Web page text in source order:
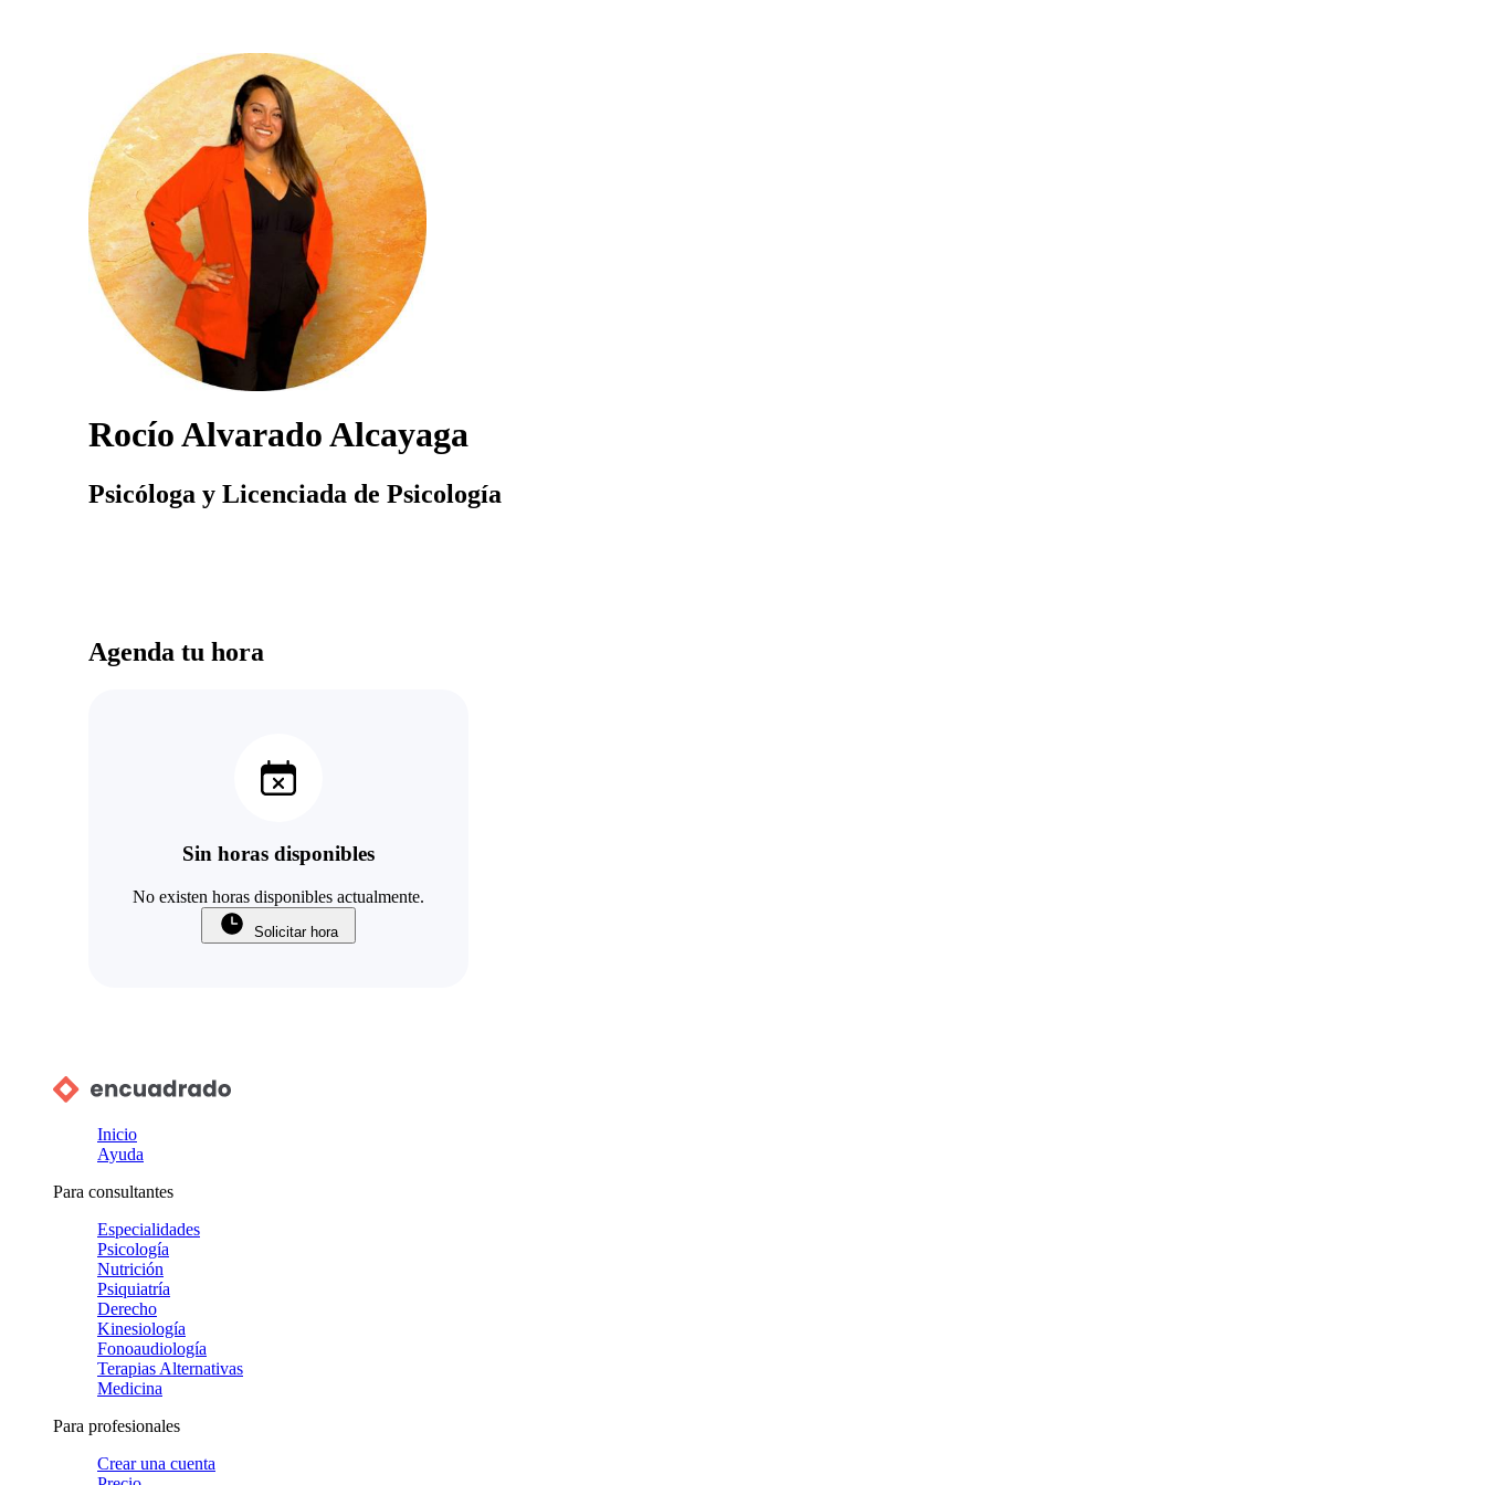
Rocío Alvarado Alcayaga
Psicóloga y Licenciada de Psicología
Agenda tu hora
Sin horas disponibles
No existen horas disponibles actualmente.
Solicitar hora
Inicio
Ayuda
Para consultantes
Especialidades
Psicología
Nutrición
Psiquiatría
Derecho
Kinesiología
Fonoaudiología
Terapias Alternativas
Medicina
Para profesionales
Crear una cuenta